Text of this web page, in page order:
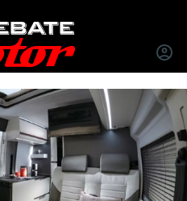
INICIAR